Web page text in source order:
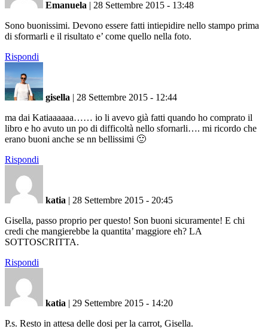
Emanuela | 28 Settembre 2015 - 13:48
Sono buonissimi. Devono essere fatti intiepidire nello stampo prima
di sformarli e il risultato e’ come quello nella foto.
Rispondi
gisella | 28 Settembre 2015 - 12:44
ma dai Katiaaaaaa…… io li avevo già fatti quando ho comprato il
libro e ho avuto un po di difficoltà nello sfornarli…. mi ricordo che
erano buoni anche se nn bellissimi 🙂
Rispondi
katia | 28 Settembre 2015 - 20:45
Gisella, passo proprio per questo! Son buoni sicuramente! E chi
credi che mangierebbe la quantita’ maggiore eh? LA
SOTTOSCRITTA.
Rispondi
katia | 29 Settembre 2015 - 14:20
P.s. Resto in attesa delle dosi per la carrot, Gisella.